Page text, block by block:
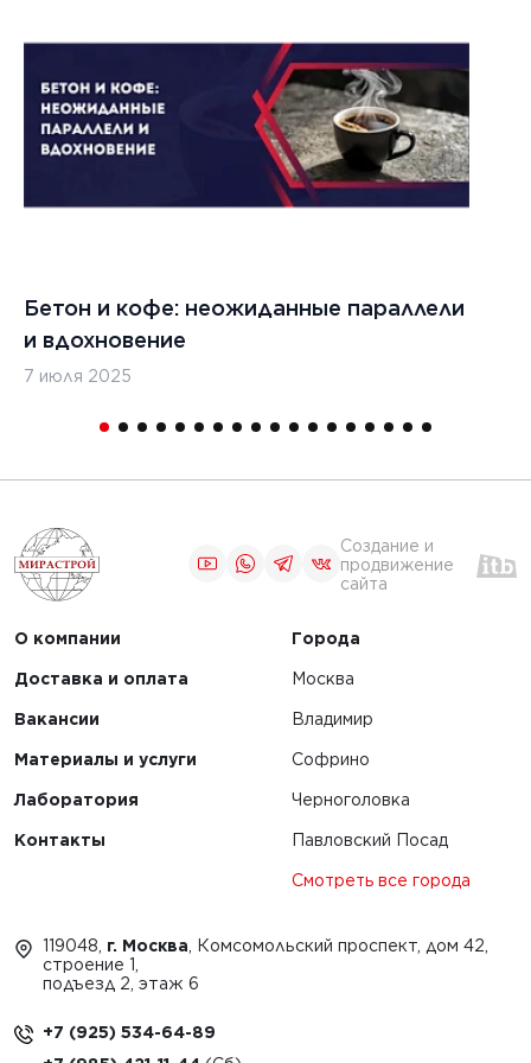
Бетон и кофе: неожиданные параллели
и вдохновение
7 июля 2025
Создание и
продвижение
сайта
О компании
Доставка и оплата
Вакансии
Материалы и услуги
Лаборатория
Контакты
Города
Москва
Владимир
Софрино
Черноголовка
Павловский Посад
Смотреть все города
119048, г. Москва , Комсомольский проспект, дом 42,
строение 1,
подъезд 2, этаж 6
+7 (925) 534-64-89